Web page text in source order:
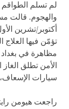
لم تسلم الطواقم
أكتوبر/تشرين
تؤمّن فيها
الأمن تطلق
سيارات
راجعت هيومن